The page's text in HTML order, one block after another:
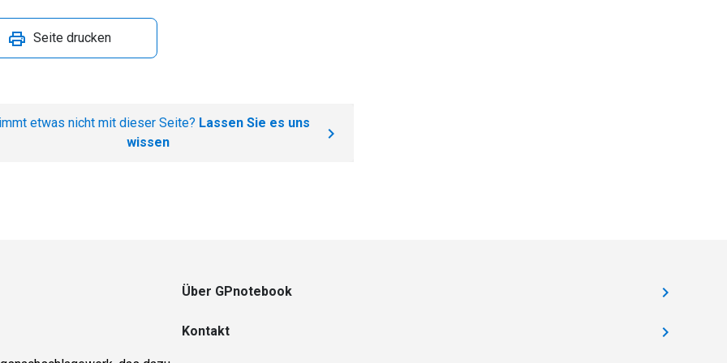
Seite drucken
etwas nicht mit dieser Seite? Lassen Sie es uns
wissen
Über GPnotebook
Kontakt